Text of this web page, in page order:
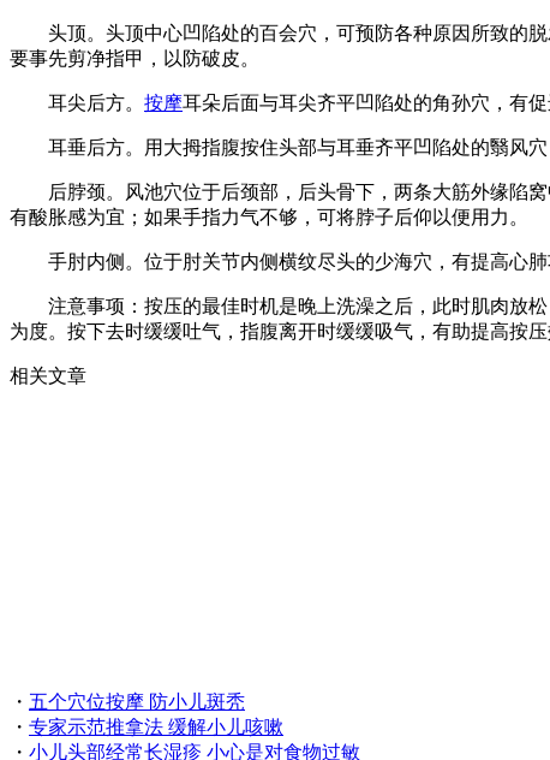
头顶。头顶中心凹陷处的百会穴，可预防各种原因所致的脱
要事先剪净指甲，以防破皮。
耳尖后方。 按摩耳朵后面与耳尖齐平凹陷处的角孙穴，有
耳垂后方。用大拇指腹按住头部与耳垂齐平凹陷处的翳风穴
后脖颈。风池穴位于后颈部，后头骨下，两条大筋外缘陷窝
有酸胀感为宜；如果手指力气不够，可将脖子后仰以便用力。
手肘内侧。位于肘关节内侧横纹尽头的少海穴，有提高心肺
注意事项：按压的最佳时机是晚上洗澡之后，此时肌肉放松
为度。按下去时缓缓吐气，指腹离开时缓缓吸气，有助提高按压
相关文章
・ 五个穴位按摩 防小儿斑秃
・ 专家示范推拿法 缓解小儿咳嗽
・ 小儿头部经常长湿疹 小心是对食物过敏